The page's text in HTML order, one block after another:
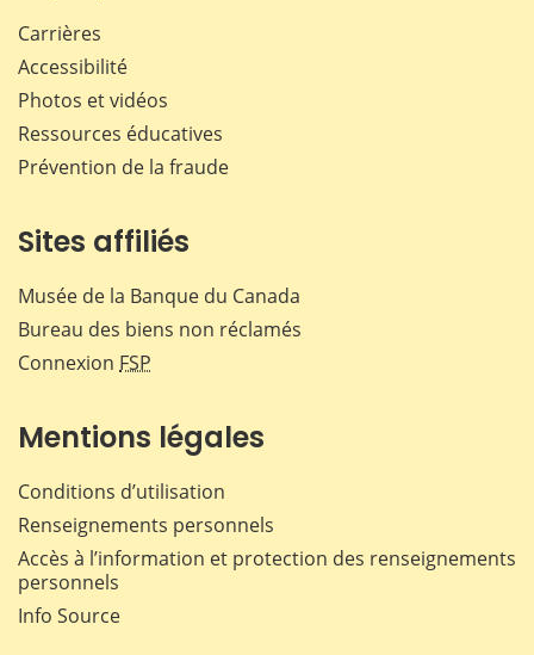
Carrières
Accessibilité
Photos et vidéos
Ressources éducatives
Prévention de la fraude
Sites affiliés
Musée de la Banque du Canada
Bureau des biens non réclamés
Connexion FSP
Mentions légales
Conditions d’utilisation
Renseignements personnels
Accès à l’information et protection des renseignements
personnels
Info Source